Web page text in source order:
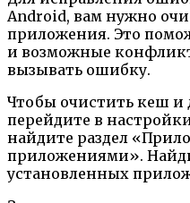
Android, вам нужно
приложения. Это
и возможные
вызывать ошибку.
Чтобы очистить кеш и
перейдите в
найдите раздел
приложениями».
установленных